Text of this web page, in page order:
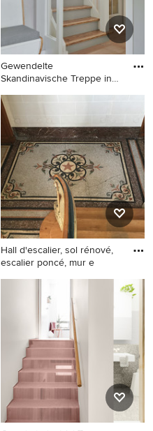
Gewendelte
Skandinavische Treppe in
Gewendelte Skandinavische
Treppe in Hamburg
Hall d'escalier, sol rénové,
escalier poncé, mur e
Gerade, Große Klassische
Treppe mit Holz-Setzstufen